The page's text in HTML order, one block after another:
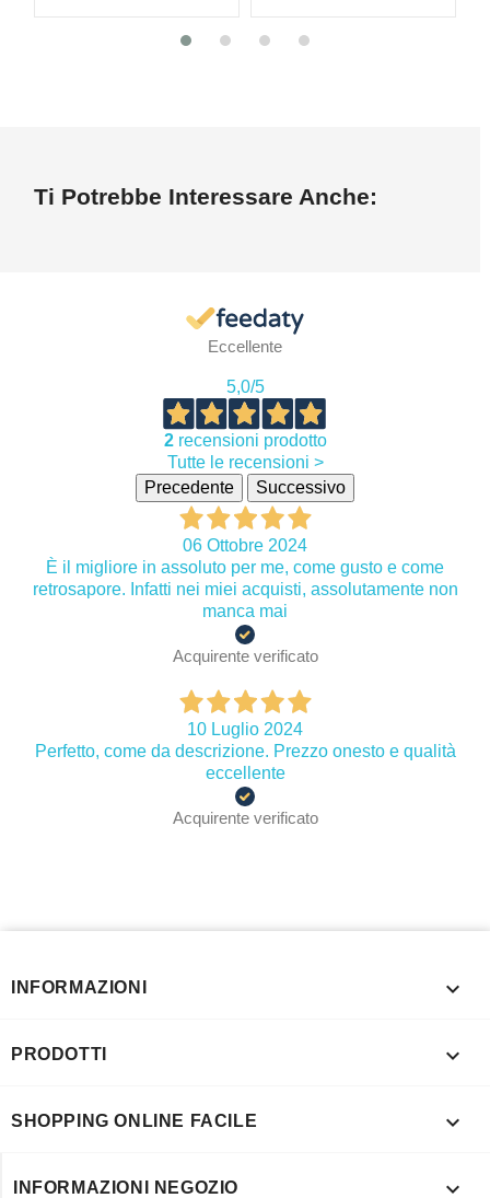
Ti Potrebbe Interessare Anche:
Eccellente
5,0/5
2recensioni prodotto
Tutte le recensioni >
Precedente
Successivo
06 Ottobre 2024
È il migliore in assoluto per me, come gusto e come
retrosapore. Infatti nei miei acquisti, assolutamente non
manca mai
Acquirente verificato
10 Luglio 2024
Perfetto, come da descrizione. Prezzo onesto e qualità
eccellente
Acquirente verificato
INFORMAZIONI 
PRODOTTI 
SHOPPING ONLINE FACILE 
INFORMAZIONI NEGOZIO 